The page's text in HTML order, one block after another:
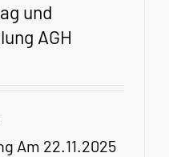
und
AGH
Am 22.11.2025